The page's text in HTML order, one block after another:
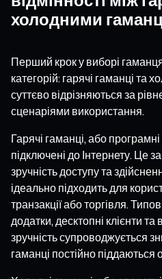
холодними
Перший крок у виборі
категорій: гарячі гаманці та
суттєво відрізняються за
сценаріями використання.
Гарячі гаманці, або
підключені до Інтернету. Це
зручність доступу та
ідеально підходить для
транзакції або торгівля.
додатки, десктопні клієнти
зручність супроводжується
гаманці постійно піддаються